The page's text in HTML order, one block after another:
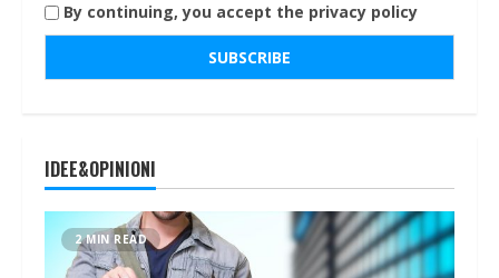
By continuing, you accept the privacy policy
IDEE&OPINIONI
2 MIN READ